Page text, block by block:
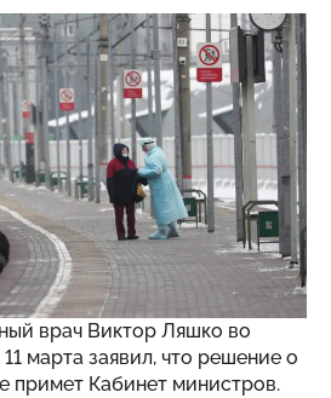
врач Виктор Ляшко во
марта заявил, что решение о
примет Кабинет министров.